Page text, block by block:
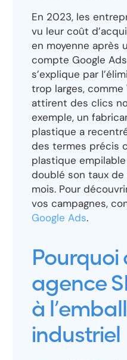
En 2023, les
vu leur coût
en moyenne après
compte Google
s’explique par
trop larges, comme
attirent des clics
exemple, un
plastique a
des termes précis
plastique
doublé son taux
mois. Pour
vos campagnes,
Google Ads.
Pourquoi
agence
à
industriel